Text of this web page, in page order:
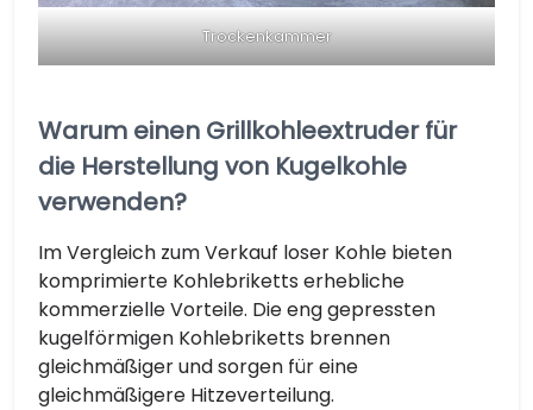
Trockenkammer
Warum einen Grillkohleextruder für
die Herstellung von Kugelkohle
verwenden?
Im Vergleich zum Verkauf loser Kohle bieten
komprimierte Kohlebriketts erhebliche
kommerzielle Vorteile. Die eng gepressten
kugelförmigen Kohlebriketts brennen
gleichmäßiger und sorgen für eine
gleichmäßigere Hitzeverteilung.